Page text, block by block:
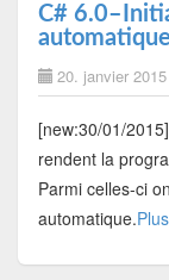
C#
20. janvier 2015
[new:30/01/
rendent la
Parmi celles-ci
automatique.